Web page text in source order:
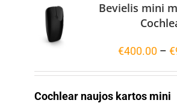
Bevielis mini
€400.00 – €
Cochlear naujos kartos mini